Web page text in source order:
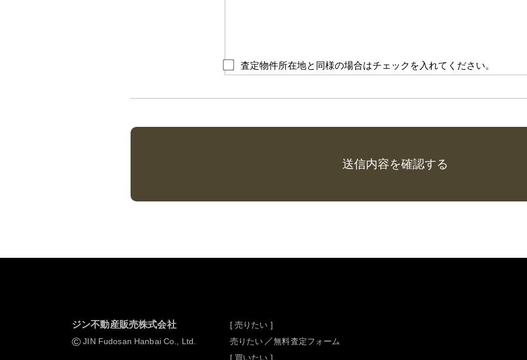
査定物件所在地と同様の場合はチェックを入れてください。
ジン不動産販売株式会社
© JIN Fudosan Hanbai Co., Ltd.
[ 売りたい ]
売りたい
無料査定フォーム
[ 買いたい ]